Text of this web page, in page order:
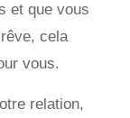
et que vous
cela
vous.
relation,